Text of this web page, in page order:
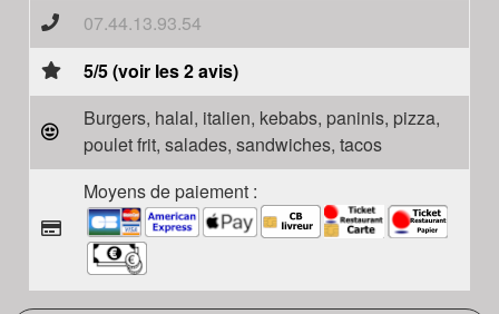
07.44.13.93.54
5/5 (voir les 2 avis)
Burgers, halal, italien, kebabs, paninis, pizza,
poulet frit, salades, sandwiches, tacos
Moyens de paiement :